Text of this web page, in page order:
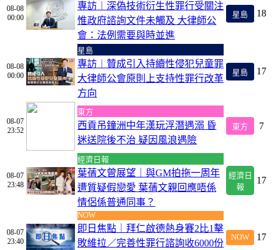
08-08
00:00
專訪︱深偽技術衍生性罪行受關注
惟政府諮詢文件未觸及 大律師公
會：法例需要與時並進
星島 18
08-08
00:00
星島
專訪︱贊成引入持續性侵犯兒童罪
大律師公會原則上支持性罪行改革
方向
星島 17
08-07
23:52
東方
西貢吊鐘洲中年漢玩浮潛遇溺 昏
迷送院後不治 疑因風浪遇險
東方 7
08-07
23:48
經濟日報
葉蒨文曾展望｜與GM拍拖一周年
遭質疑假戀愛 葉蒨文親回應唔係
情侶係普通同事？
經濟日
報
17
08-07
23:40
NOW
即日焦點｜拜仁啟德熱身賽2比1擊
敗維拉／完善性罪行諮詢收6000份
NOW 17